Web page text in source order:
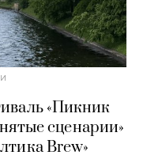
«Пикник
сценарии»
Brew»